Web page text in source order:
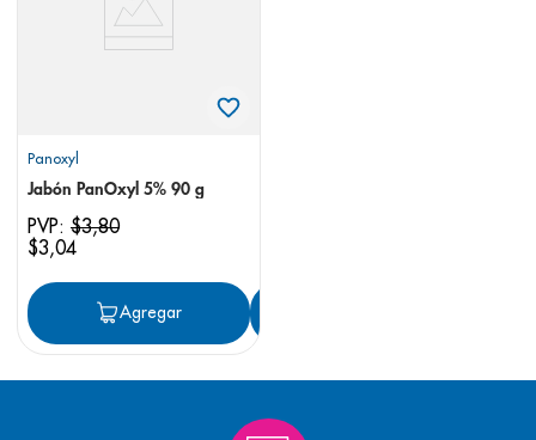
Panoxyl
Jabón PanOxyl 5% 90 g
PVP: $3,80
$3,04
Agregar